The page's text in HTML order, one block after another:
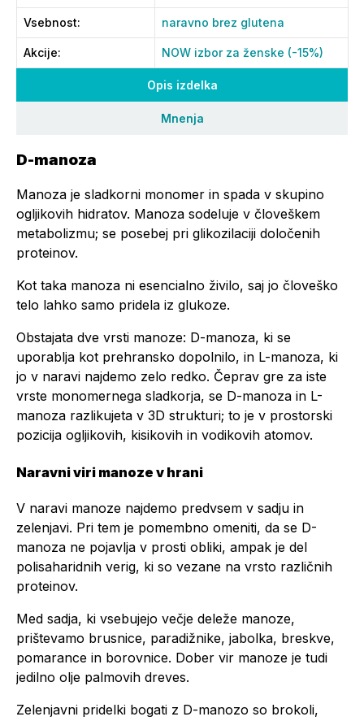
Opis izdelka
Mnenja
D-manoza
Manoza je sladkorni monomer in spada v skupino
ogljikovih hidratov. Manoza sodeluje v človeškem
metabolizmu; se posebej pri glikozilaciji določenih
proteinov.
Kot taka manoza ni esencialno živilo, saj jo človeško
telo lahko samo pridela iz glukoze.
Obstajata dve vrsti manoze: D-manoza, ki se
uporablja kot prehransko dopolnilo, in L-manoza, ki
jo v naravi najdemo zelo redko. Čeprav gre za iste
vrste monomernega sladkorja, se D-manoza in L-
manoza razlikujeta v 3D strukturi; to je v prostorski
pozicija ogljikovih, kisikovih in vodikovih atomov.
Naravni viri manoze v hrani
V naravi manoze najdemo predvsem v sadju in
zelenjavi. Pri tem je pomembno omeniti, da se D-
manoza ne pojavlja v prosti obliki, ampak je del
polisaharidnih verig, ki so vezane na vrsto različnih
proteinov.
Med sadja, ki vsebujejo večje deleže manoze,
prištevamo brusnice, paradižnike, jabolka, breskve,
pomarance in borovnice. Dober vir manoze je tudi
jedilno olje palmovih dreves.
Zelenjavni pridelki bogati z D-manozo so brokoli,
Vsebnost: naravno brez glutena
Akcije: NOW izbor za ženske (-15%)